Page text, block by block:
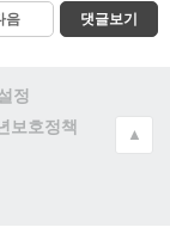
음 댓글보기
정
보호정책
▲